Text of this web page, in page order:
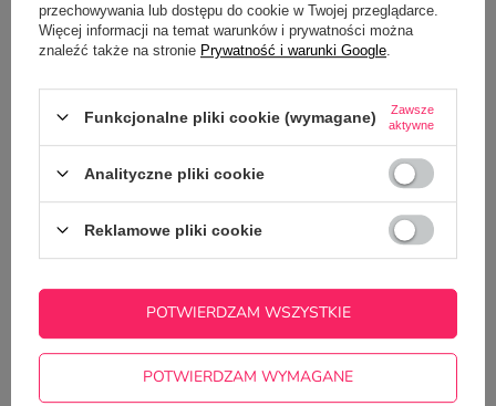
OPINIE (0)
Potrzebujesz pomocy? Masz pytania?
niezwłocznie, najciekawsze pytania i
odpowiedzi publikując dla innych.
ZADAJ PYTANIE
Kolorowe kubki z własnym nadrukiem – idealny
wybór na lato
przechowywania lub dostępu do cookie w Twojej przeglądarce.
Więcej informacji na temat warunków i prywatności można
znaleźć także na stronie Prywatność i warunki Google
Funkcjonalne pliki cookie (wymagane)
Zawsze
aktywne
Analityczne pliki cookie
Reklamowe pliki cookie
POTWIERDZAM WYMAGANE
POTWIERDZAM WSZYSTKIE